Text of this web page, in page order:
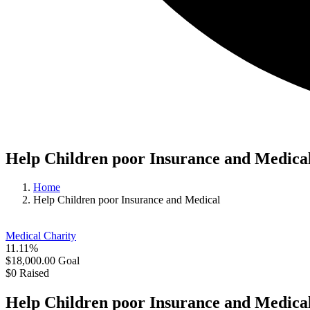
Help Children poor Insurance and
Home
Help Children poor Insurance and Medical
Medical Charity
11.11%
$18,000.00 Goal
$0 Raised
Help Children poor Insurance and